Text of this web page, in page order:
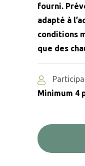
fourni.
adapté à
conditions
que des
Minimum 4